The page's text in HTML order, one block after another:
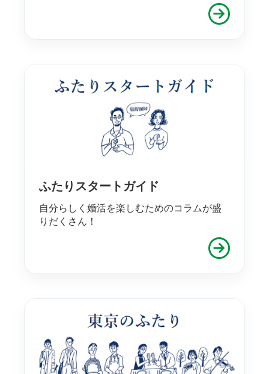
ふたりスタートガイド
自分らしく婚活を楽しむためのコラムが盛
りだくさん！